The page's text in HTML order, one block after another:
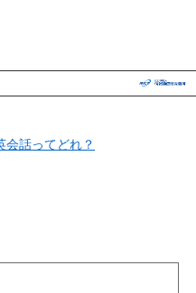
会話ってどれ？